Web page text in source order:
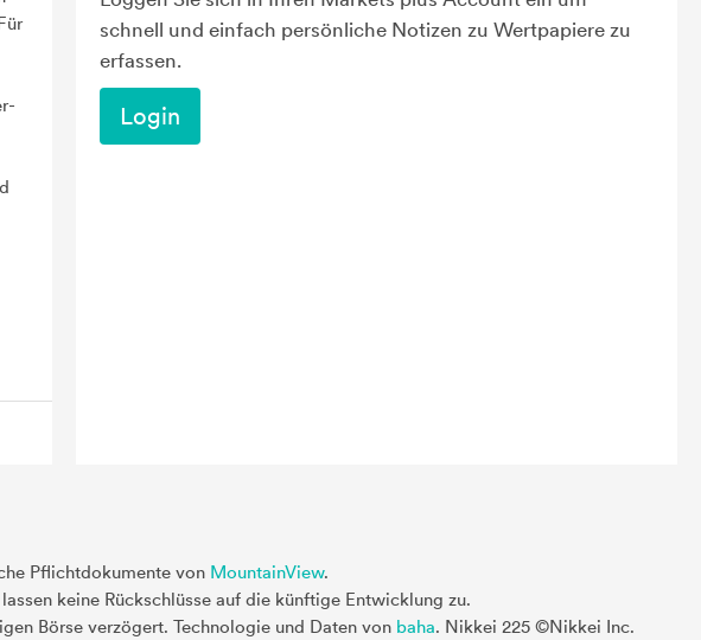
schnell und einfach persönliche Notizen zu Wertpapiere zu
erfassen.
Login
Pflichtdokumente von MountainView.
keine Rückschlüsse auf die künftige Entwicklung zu.
Börse verzögert. Technologie und Daten von baha. Nikkei 225 ©Nikkei Inc.